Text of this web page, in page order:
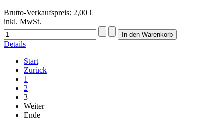
Brutto-Verkaufspreis: 2,00 €
inkl. MwSt.
Details
Start
Zurück
1
2
3
Weiter
Ende